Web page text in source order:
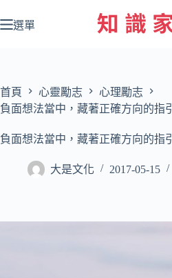
至
容
選單
首頁 心靈勵志
心理勵志
負面想法當中，藏著正確方向的指引
負面想法當中，藏著正確方向的指引
大是文化 2017-05-15